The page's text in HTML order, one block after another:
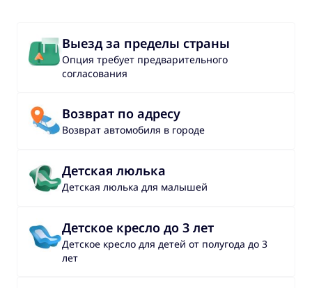
Выезд за пределы страны
Опция требует предварительного
согласования
Возврат по адресу
Возврат автомобиля в городе
Детская люлька
Детская люлька для малышей
Детское кресло до 3 лет
Детское кресло для детей от полугода до 3
лет